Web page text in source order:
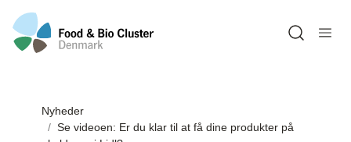
Nyheder
Se videoen: Er du klar til at få dine produkter på